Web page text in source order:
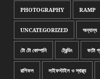
PHOTOGRAPHY RAMP
UNCATEGORIZED অন্যান্য
টো টো কোম্পানি ট্রেন্ডিং ফটো
রাশিফল লাইফস্টাইল ও স্বাস্থ্য